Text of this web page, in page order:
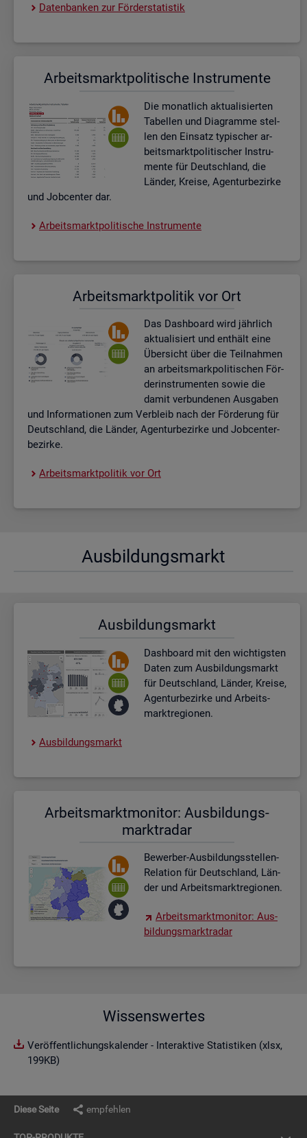
Da­ten­ban­ken zur För­der­sta­tis­tik
Ar­beits­markt­po­li­ti­sche In­stru­men­te
Die mo­nat­lich ak­tua­li­sier­ten
Ta­bel­len und Dia­gram­me stel­
len den Ein­satz ty­pi­scher ar­
beits­markt­po­li­ti­scher In­stru­
men­te für Deutsch­land, die
Län­der, Krei­se, Agen­tur­be­zir­ke
und Job­cen­ter dar.
Ar­beits­markt­po­li­ti­sche In­stru­men­te
Ar­beits­markt­po­li­tik vor Ort
Das Da­sh­board wird jähr­lich
ak­tua­li­siert und ent­hält eine
Über­sicht über die Teil­nah­men
an ar­beits­mark­po­li­ti­schen För­
der­instru­men­ten sowie die
damit ver­bun­de­nen Aus­ga­ben
und In­for­ma­tio­nen zum Ver­bleib nach der För­de­rung für
Deutsch­land, die Län­der, Agen­tur­be­zir­ke und Job­cent­er­
be­zir­ke.
Ar­beits­markt­po­li­tik vor Ort
Aus­bil­dungs­markt
Aus­bil­dungs­markt
Dash­board mit den wich­tigs­ten
Daten zum Aus­bil­dungs­markt
für Deutsch­land, Län­der, Krei­se,
Agen­tur­be­zir­ke und Ar­beits­
markt­re­gio­nen.
Aus­bil­dungs­markt
Ar­beits­markt­mo­ni­tor: Aus­bil­dungs­
markt­ra­dar
Be­wer­ber-Aus­bil­dungs­stel­len-
Re­la­ti­on für Deutsch­land, Län­
der und Ar­beits­markt­re­gio­nen.
Ar­beits­markt­mo­ni­tor: Aus­
bil­dungs­markt­ra­dar
Wissenswertes
Veröffentlichungskalender - Interaktive Statistiken (xlsx,
199KB)
Diese Seite empfehlen